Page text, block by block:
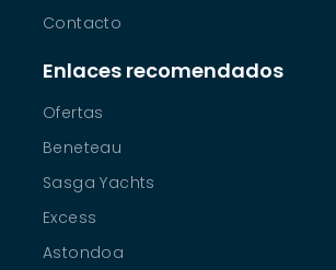
Contacto
Enlaces recomendados
Ofertas
Beneteau
Sasga Yachts
Excess
Astondoa